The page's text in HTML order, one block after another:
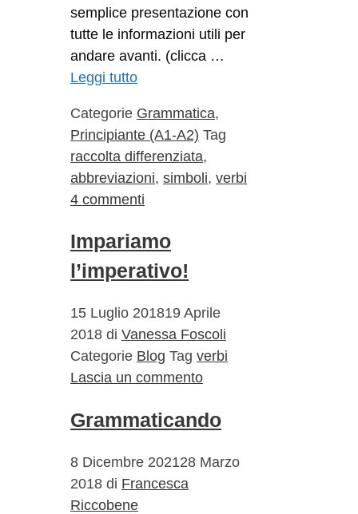
semplice presentazione con
tutte le informazioni utili per
andare avanti. (clicca …
Leggi tutto
Categorie Grammatica,
Principiante (A1-A2) Tag
raccolta differenziata,
abbreviazioni, simboli, verbi
4 commenti
Impariamo
l’imperativo!
15 Luglio 201819 Aprile
2018 di Vanessa Foscoli
Categorie Blog Tag verbi
Lascia un commento
Grammaticando
8 Dicembre 202128 Marzo
2018 di Francesca
Riccobene